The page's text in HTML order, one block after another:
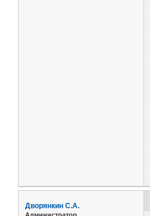
Дворянкин С.А.